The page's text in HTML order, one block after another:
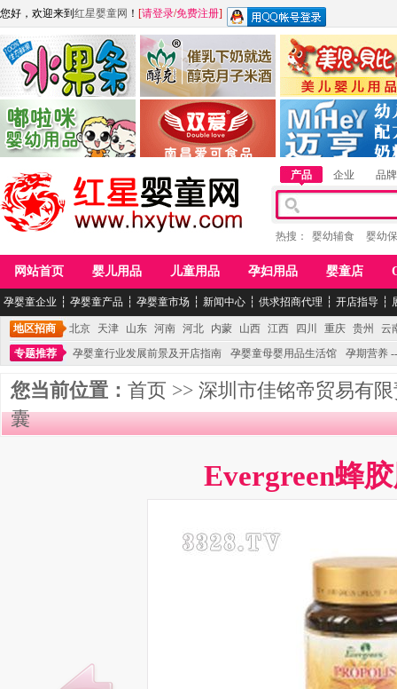
您好，欢迎来到 红星婴童网 ！ [请登录/免费注册]
江西麦嘟嘟食品有限公司
青岛嘟啦咪婴幼儿用品公司
江西醇之客月子米酒 惠州市美儿婴儿用品
湖南迈亨母婴用品有限
产品 企业 品牌
热搜： 婴幼辅食 婴幼
网站首页 婴儿用品 儿童用品 孕妇用品 婴童店
孕婴童企业 ┆ 孕婴童产品 ┆ 孕婴童市场 ┆ 新闻中心 ┆ 供求招商代理 ┆ 开店指导 ┆
地区招商 北京 天津 山东 河南 河北 内蒙 山西 江西 四川 重庆 贵州
云
专题推荐
孕婴童行业发展前景及开店指南 孕婴童母婴用品生活馆 孕期营养
您当前位置： 首页 >> 深圳市佳铭帝贸易有
囊
Evergreen蜂